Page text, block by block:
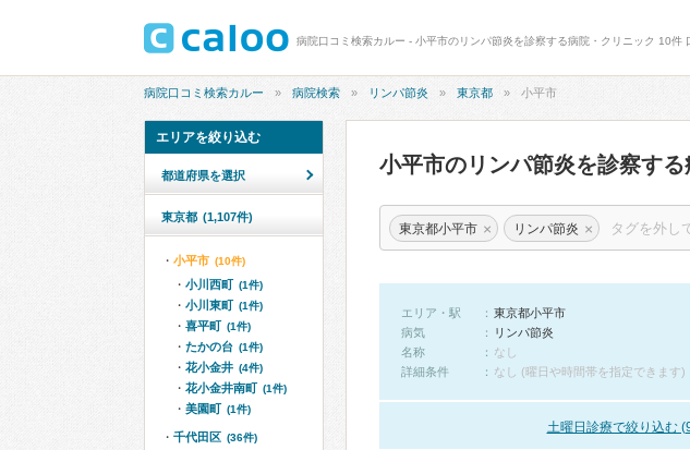
病院口コミ検索カルー - 小平市のリンパ節炎を診察する病院・クリニック 10件
病院口コミ検索カルー 病院検索 リンパ節炎 東京都 小平市
小平市のリンパ節炎を診察す
東京都小平市 × リンパ節炎 ×
エリア・駅
東京都小平市
病気
リンパ節炎
名称
なし
詳細条件
なし (曜日や時間帯を指定できます)
土曜日診療で絞り込む
エリアを絞り込む
都道府県を選択
東京都 (1,107件)
小平市 (10件)
小川西町 (1件)
小川東町 (1件)
喜平町 (1件)
たかの台 (1件)
花小金井 (4件)
花小金井南町 (1件)
美園町 (1件)
千代田区 (36件)